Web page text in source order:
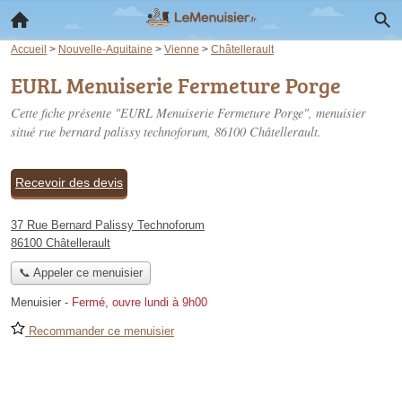
Accueil > Nouvelle-Aquitaine > Vienne > Châtellerault
EURL Menuiserie Fermeture Porge
Cette fiche présente "EURL Menuiserie Fermeture Porge", menuisier
situé rue bernard palissy technoforum, 86100 Châtellerault.
Recevoir des devis
37 Rue Bernard Palissy Technoforum
86100 Châtellerault
📞 Appeler ce menuisier
Menuisier - Fermé, ouvre lundi à 9h00
Recommander ce menuisier